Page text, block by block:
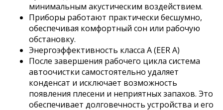
минимальным акустическим воздействием.
Приборы работают практически бесшумно,
обеспечивая комфортный сон или рабочую
обстановку.
Энергоэффективность класса A (EER A)
После завершения рабочего цикла система
автоочистки самостоятельно удаляет
конденсат и исключает возможность
появления плесени и неприятных запахов. Это
обеспечивает долговечность устройства и его